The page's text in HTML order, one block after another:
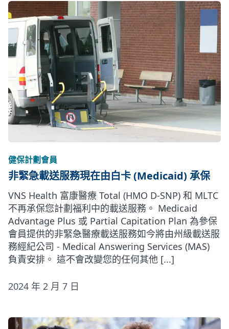
健保計劃會員
非緊急載送服務現在由白卡 (Medicaid) 承保
VNS Health 富康醫療 Total (HMO D-SNP) 和 MLTC
不再承保您計劃福利中的載送服務。 Medicaid
Advantage Plus 或 Partial Capitation Plan 為參保
會員提供的非緊急醫療載送服務如今將由州級載送服
務經紀公司 - Medical Answering Services (MAS)
負責安排。 這不會改變您的任何其他 [...]
2024 年 2 月 7 日